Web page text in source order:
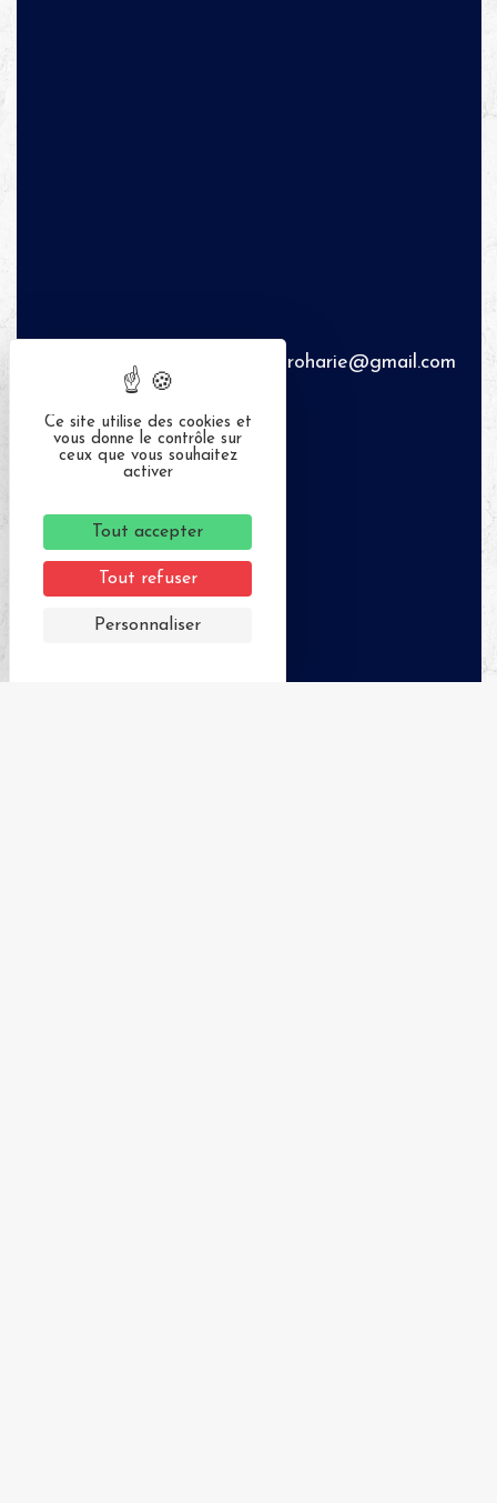
laroharie@gmail.com
Ce site utilise des cookies et
vous donne le contrôle sur
ceux que vous souhaitez
activer
Tout accepter
Tout refuser
Personnaliser